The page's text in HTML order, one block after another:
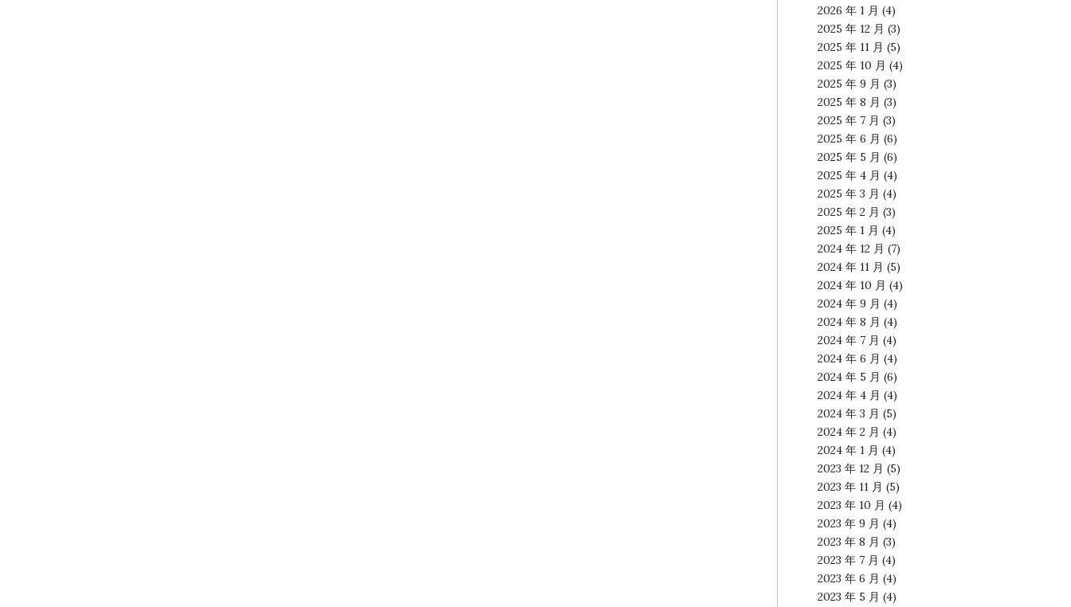
2026 年 1 月 (4)
2025 年 12 月 (3)
2025 年 11 月 (5)
2025 年 10 月 (4)
2025 年 9 月 (3)
2025 年 8 月 (3)
2025 年 7 月 (3)
2025 年 6 月 (6)
2025 年 5 月 (6)
2025 年 4 月 (4)
2025 年 3 月 (4)
2025 年 2 月 (3)
2025 年 1 月 (4)
2024 年 12 月 (7)
2024 年 11 月 (5)
2024 年 10 月 (4)
2024 年 9 月 (4)
2024 年 8 月 (4)
2024 年 7 月 (4)
2024 年 6 月 (4)
2024 年 5 月 (6)
2024 年 4 月 (4)
2024 年 3 月 (5)
2024 年 2 月 (4)
2024 年 1 月 (4)
2023 年 12 月 (5)
2023 年 11 月 (5)
2023 年 10 月 (4)
2023 年 9 月 (4)
2023 年 8 月 (3)
2023 年 7 月 (4)
2023 年 6 月 (4)
2023 年 5 月 (4)